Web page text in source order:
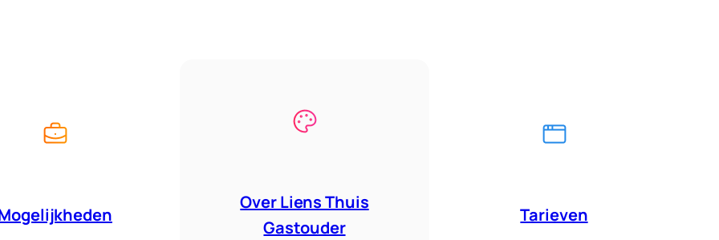
Over Liens Thuis
Gastouder
Tarieven